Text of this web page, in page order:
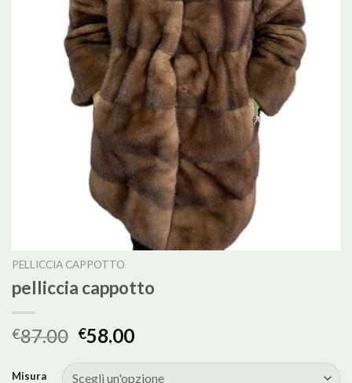
PELLICCIA CAPPOTTO
pelliccia cappotto
€87.00 €58.00
Misura